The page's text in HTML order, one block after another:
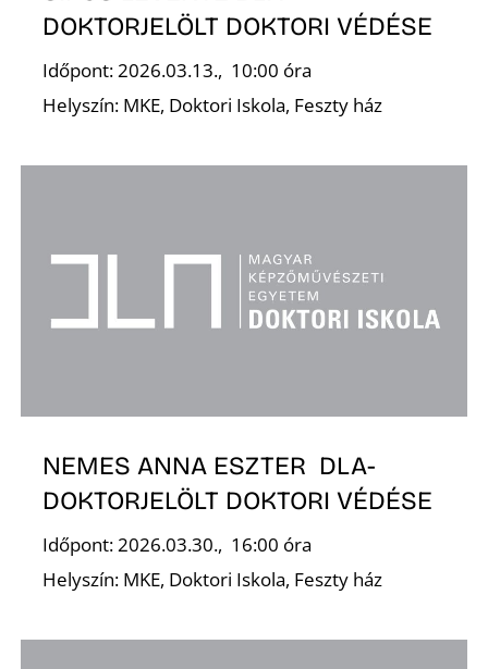
DOKTORJELÖLT DOKTORI VÉDÉSE
Időpont: 2026.03.13., 10:00 óra
Helyszín: MKE, Doktori Iskola, Feszty ház
NEMES ANNA ESZTER DLA-
DOKTORJELÖLT DOKTORI VÉDÉSE
Időpont: 2026.03.30., 16:00 óra
Helyszín: MKE, Doktori Iskola, Feszty ház